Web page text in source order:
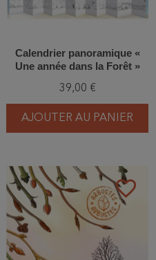
Calendrier panoramique «
Une année dans la Forêt »
39,00 €
AJOUTER AU PANIER
favorite_border